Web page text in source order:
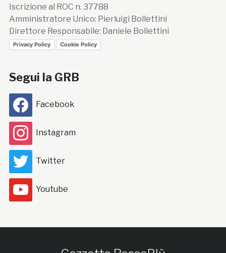
Iscrizione al ROC n. 37788
Amministratore Unico: Pierluigi Bollettini
Direttore Responsabile: Daniele Bollettini
Privacy Policy Cookie Policy
Segui la GRB
Facebook
Instagram
Twitter
Youtube